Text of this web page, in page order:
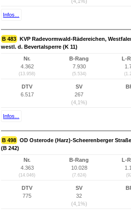
Infos...
B 483 KVP Radevormwald-Rädereichen,
westl. d. Bevertalsperre (K 11)
Nr.
4.362
(13.958)
B-Rang
7.930
(5.534)
L-
DTV
6.517
SV
267
(4,1%)
Infos...
B 498 OD Osterode (Harz)-Scheerenberger
(B 242)
Nr.
4.363
(14.046)
B-Rang
10.028
(7.624)
L-
DTV
775
SV
32
(4,1%)